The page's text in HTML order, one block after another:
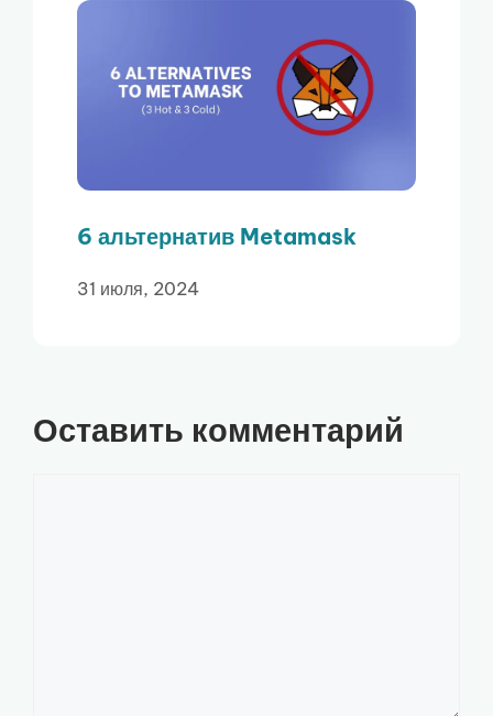
6 альтернатив Metamask
31 июля, 2024
Оставить комментарий